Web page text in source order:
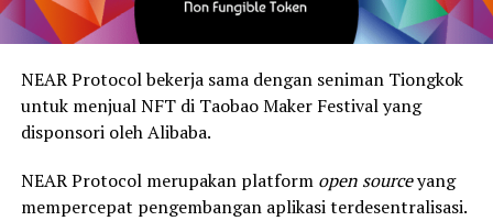
NEAR Protocol bekerja sama dengan seniman Tiongkok
untuk menjual NFT di Taobao Maker Festival yang
disponsori oleh Alibaba.
NEAR Protocol merupakan platform open sourceyang
mempercepat pengembangan aplikasi terdesentralisasi.